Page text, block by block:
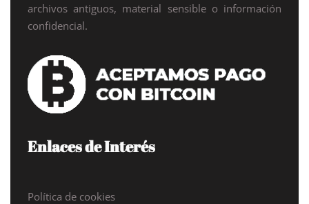
archivos antiguos, material sensible o información
confidencial.
Enlaces de Interés
Política de cookies